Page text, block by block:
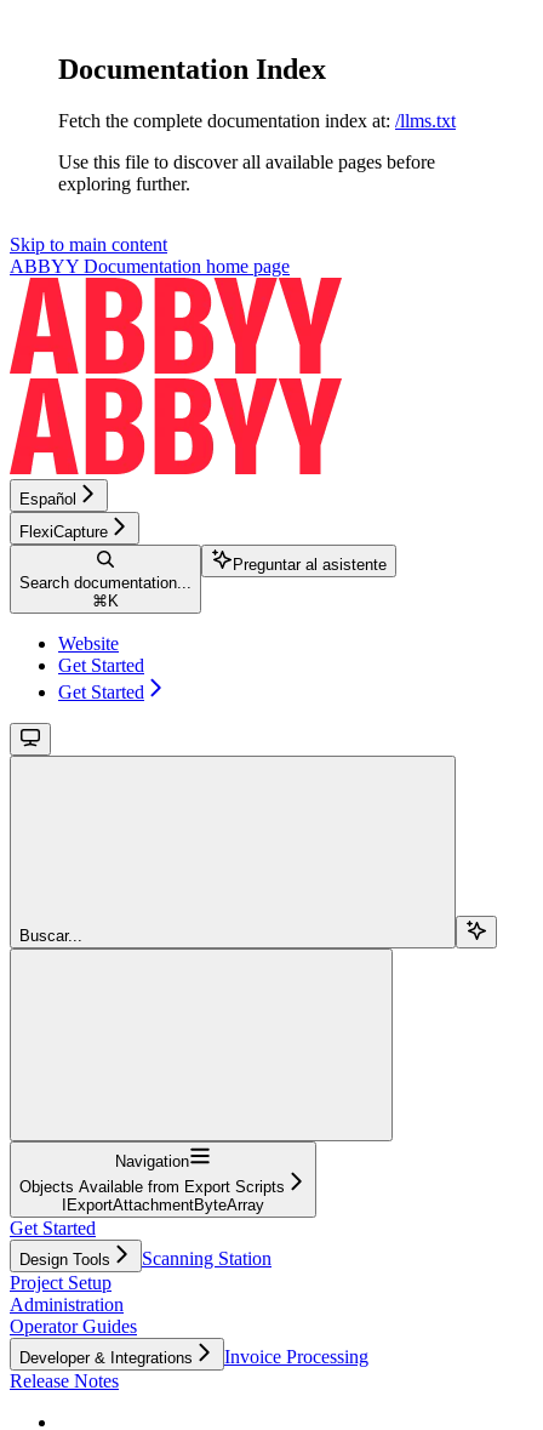
Documentation Index
Fetch the complete documentation index at: /llms.txt
Use this file to discover all available pages before
exploring further.
Skip to main content
ABBYY Documentation home page
Español
FlexiCapture
Search documentation...
⌘ K
Preguntar al asistente
Website
Get Started
Get Started
Buscar...
Navigation
Objects Available from Export Scripts
IExportAttachmentByteArray
Get Started
Design Tools
Scanning Station
Project Setup
Administration
Operator Guides
Developer & Integrations
Invoice Processing
Release Notes